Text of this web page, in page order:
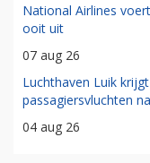
National Airlines
ooit uit
07 aug 26
Luchthaven Luik
passagiersvluchten
04 aug 26